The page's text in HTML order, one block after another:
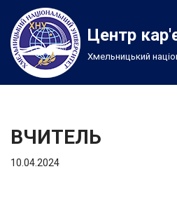
Перейти
до
вмісту
Центр
Хмельницький
ВЧИТЕЛЬ
10.04.2024